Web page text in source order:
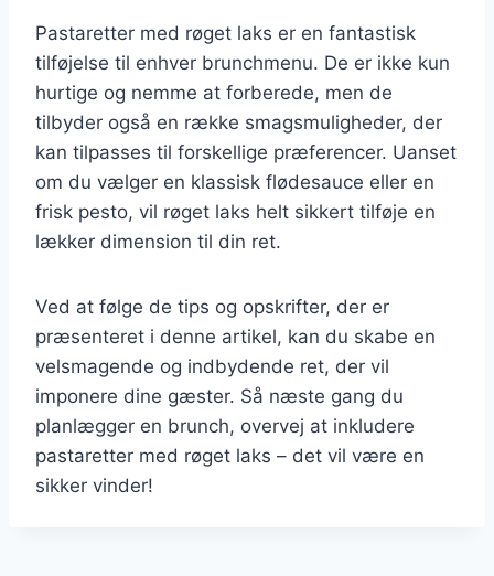
Pastaretter med røget laks er en fantastisk
tilføjelse til enhver brunchmenu. De er ikke kun
hurtige og nemme at forberede, men de
tilbyder også en række smagsmuligheder, der
kan tilpasses til forskellige præferencer. Uanset
om du vælger en klassisk flødesauce eller en
frisk pesto, vil røget laks helt sikkert tilføje en
lækker dimension til din ret.
Ved at følge de tips og opskrifter, der er
præsenteret i denne artikel, kan du skabe en
velsmagende og indbydende ret, der vil
imponere dine gæster. Så næste gang du
planlægger en brunch, overvej at inkludere
pastaretter med røget laks – det vil være en
sikker vinder!